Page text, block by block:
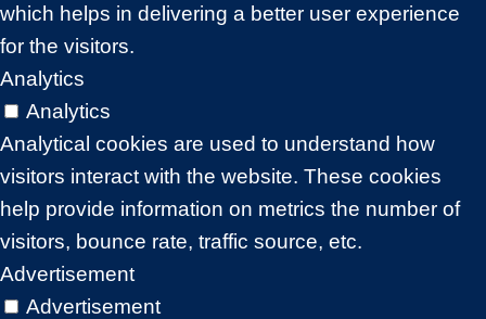
which helps in delivering a better user experience
for the visitors.
Analytics
Analytics
Analytical cookies are used to understand how
visitors interact with the website. These cookies
help provide information on metrics the number of
visitors, bounce rate, traffic source, etc.
Advertisement
Advertisement